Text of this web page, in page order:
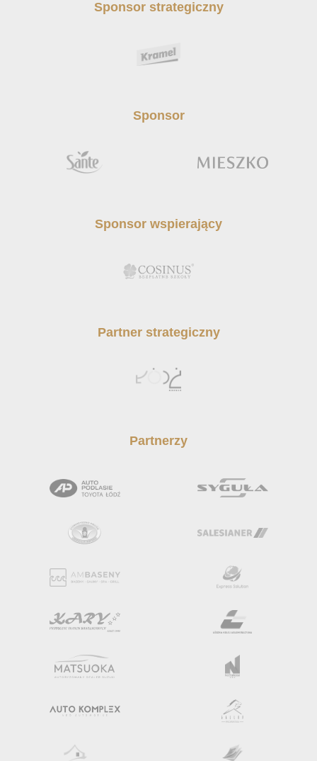
Sponsor strategiczny
Sponsor
Sponsor wspierający
Partner strategiczny
Partnerzy